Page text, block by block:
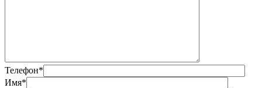
Телефон*
Имя*